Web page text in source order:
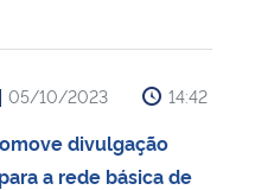
05/10/2023 14:42
divulgação
a rede básica de